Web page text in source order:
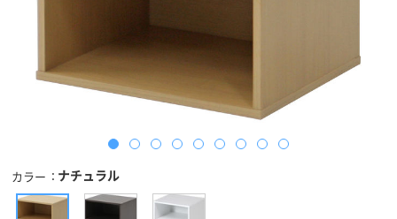
カラー ナチュラル